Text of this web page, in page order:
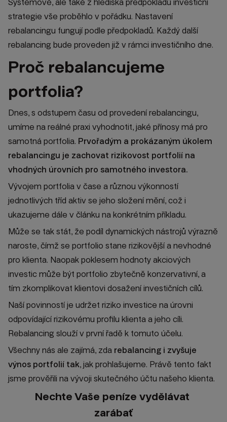
Systémově, ale také z hlediska předpokladů investiční
strategie vše proběhlo v pořádku. Nastavení
rebalancingu fungují podle předpokladů. Každý další
rebalancing bude proveden již v rámci investičního dne.
Proč rebalancujeme
portfolia?
Dnes, s odstupem času od provedení rebalancingu,
umíme na reálné praxi vyhodnotit, jaké přínosy má pro
samotná portfolia. Prvořadým a prokázaným úkolem
rebalancingu je zachovat rizikovost portfolií na
vhodných úrovních pro samotného investora.
Vývojem portfolia v čase a různou výkonností
jednotlivých tříd aktiv se jeho složení mění, což i
ukazujeme dále v článku na konkrétním příkladu.
Může se tak stát, že podíl dynamických nástrojů výrazně
naroste, čímž se portfolio stane rizikovější a nevhodné
pro klienta. Naopak poklesem hodnoty akciových
investic může být portfolio zbytečně konzervativní, a
tím zkomplikovat klientovi dosažení investičních cílů.
Naší povinností je udržet riziko investice na úrovni
odpovídající rizikovému profilu klienta a jeho cíli.
Rebalancing slouží v první řadě k tomuto účelu.
Všechny nás ale zajímá, zda rebalancing i zvyšuje
výnos portfolií tak, jak prohlašujeme. Právě tento fakt
jsme prověřili na vývoji skutečného účtu našeho klienta.
Nechte Vaše peníze vydělávat
zarábať